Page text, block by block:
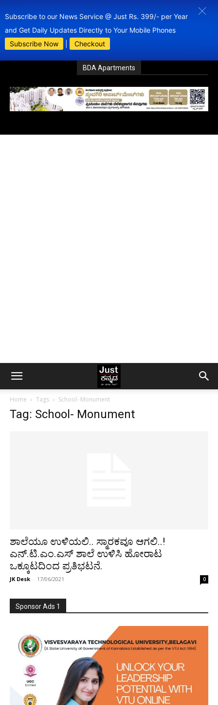
Subscribe to our News Service @ Just Rs. 399/- per Year
and Get Daily Updates Directly to Your Mobile Phones
Subscribe Now
Checkout
BDA Apartments
Home Tags School- Monument
Tag: School- Monument
ಶಾಲೆಯೂ ಉಳಿಯಲಿ.. ಸ್ಮಾರಕವೂ ಆಗಲಿ..!
ಎನ್.ಟಿ.ಎಂ.ಎಸ್ ಶಾಲೆ ಉಳಿಸಿ ಹೋರಾಟ
ಒಕ್ಕೂಟದಿಂದ ಪ್ರತಿಭಟನೆ.
JK Desk - 17/06/2021 0
Sponsor Ads 1